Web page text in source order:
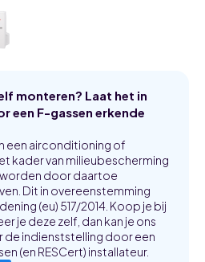
monteren? Laat het in
een F-gassen erkende
een airconditioning of
kader van milieubescherming
door daartoe
Dit in overeenstemming
(eu) 517/2014. Koop je bij
je deze zelf, dan kan je ons
indienststelling door een
(en RESCert) installateur.